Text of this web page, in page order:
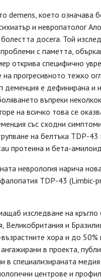
demens, което означава
и невропатолог
досега. Той
с паметта,
открива специфично
прогресивното тежко
деменция е дефинирана и
въпреки
на всичко това се
със сходни
на белтъка TDP-
протеина и бета-
неврология нарича
TDP-43
изследване на
и
хора и до
в проекта,
в специализираната
центрове и